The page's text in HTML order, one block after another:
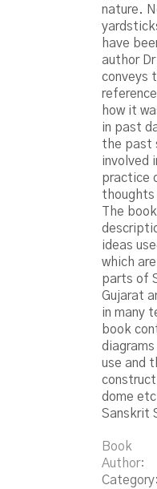
nature.
have
author
conveys
how it
in past
the past
involved
practice
thoughts
The
ideas
which
parts of
Gujarat
in many
book
use and
dome
Sanskrit
Book
Author
Category: